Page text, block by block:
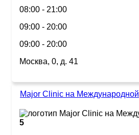
08:00 - 21:00
09:00 - 20:00
09:00 - 20:00
Москва, 0, д. 41
Major Clinic на Международной
5